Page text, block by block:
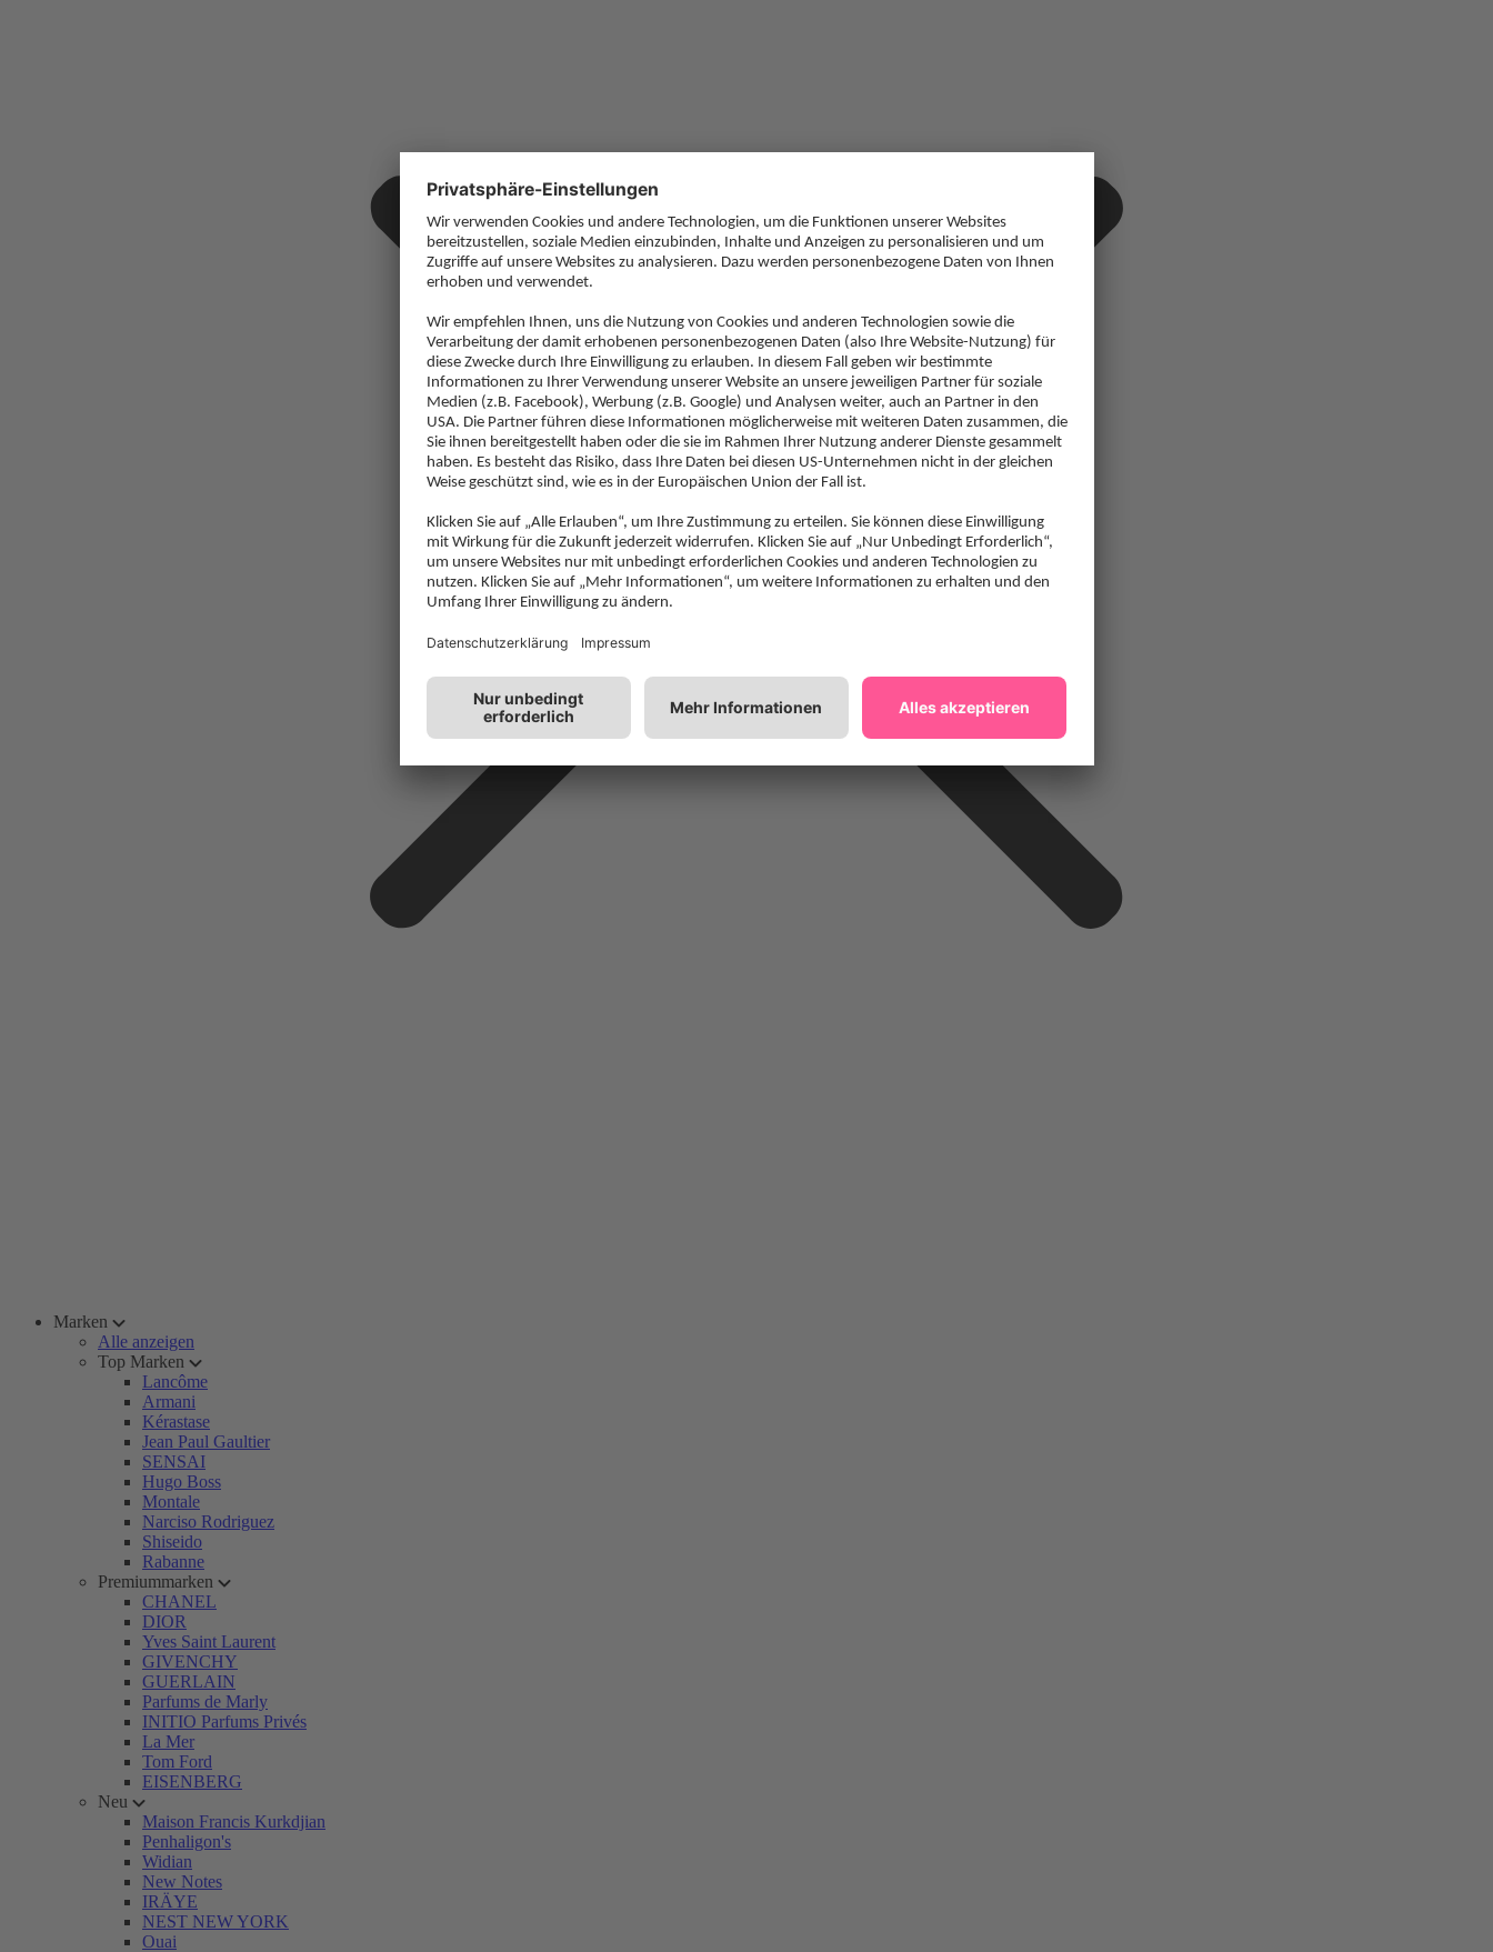
Marken
Alle anzeigen
Top Marken
Lancôme
Armani
Kérastase
Jean Paul Gaultier
SENSAI
Hugo Boss
Montale
Narciso Rodriguez
Shiseido
Rabanne
Premiummarken
CHANEL
DIOR
Yves Saint Laurent
GIVENCHY
GUERLAIN
Parfums de Marly
INITIO Parfums Privés
La Mer
Tom Ford
EISENBERG
Neu
Maison Francis Kurkdjian
Penhaligon's
Widian
New Notes
IRÄYE
NEST NEW YORK
Ouai